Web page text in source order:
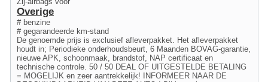
Overige
# benzine
# gegarandeerde km-stand
De genoemde prijs is exclusief afleverpakket. Het afleverpakket
houdt in; Periodieke onderhoudsbeurt, 6 Maanden BOVAG-garantie,
nieuwe APK, schoonmaak, brandstof, NAP certificaat en
technische controle. 50 / 50 DEAL OF UITGESTELDE BETALING
= MOGELIJK en zeer aantrekkelijk! INFORMEER NAAR DE